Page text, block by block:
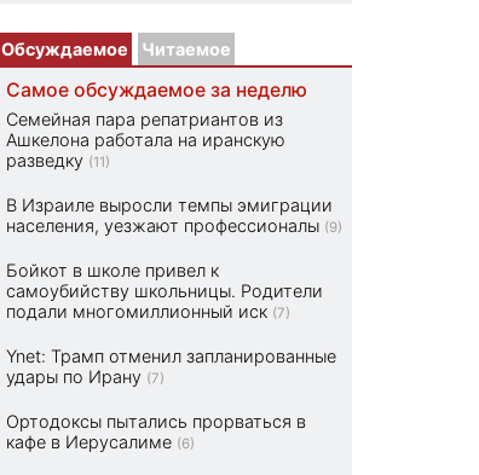
Обсуждаемое Читаемое
Самое обсуждаемое за неделю
Семейная пара репатриантов из
Ашкелона работала на иранскую
разведку (11)
В Израиле выросли темпы эмиграции
населения, уезжают профессионалы (9)
Бойкот в школе привел к
самоубийству школьницы. Родители
подали многомиллионный иск (7)
Ynet: Трамп отменил запланированные
удары по Ирану (7)
Ортодоксы пытались прорваться в
кафе в Иерусалиме (6)